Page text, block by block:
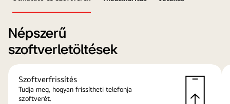
Népszerű
szoftverletöltések
Szoftverfrissítés
Tudja meg, hogyan frissítheti telefonja
szoftverét.